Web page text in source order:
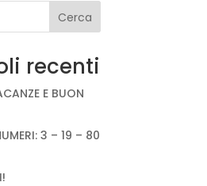
Cerca
recenti
E BUON
3 – 19 – 80